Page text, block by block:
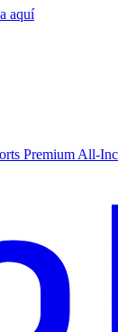
aquí
Premium All-